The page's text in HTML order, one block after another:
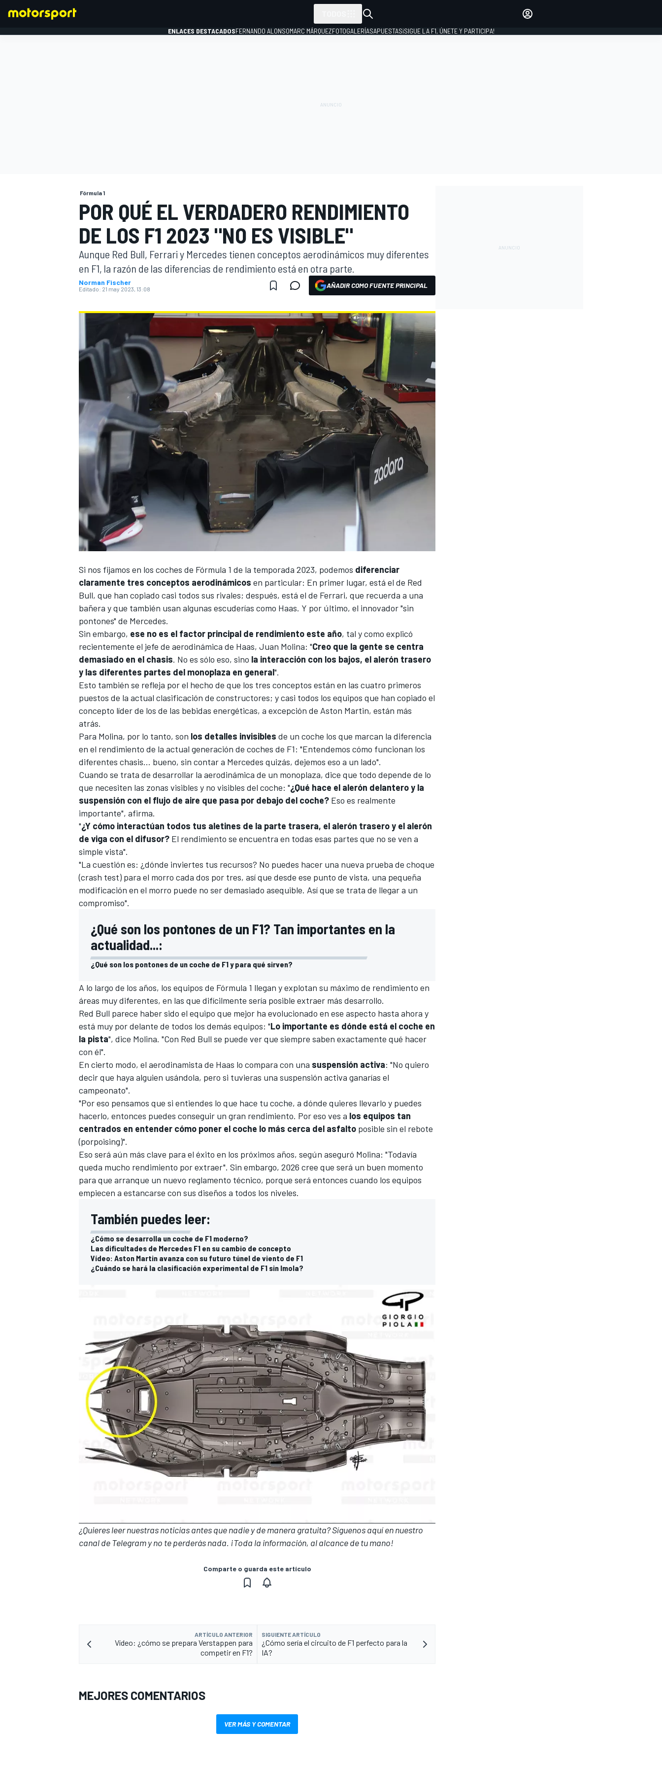
FÓRMULA E
MÁS CATEGORÍAS
ENLACES DESTACADOSFERNANDO ALONSOMARC MÁRQUEZFOTOGALERÍASAPUESTAS¡SIGUE LA F1, ÚNETE Y PARTICIPA!
Fórmula 1
POR QUÉ EL VERDADERO RENDIMIENTO
DE LOS F1 2023 "NO ES VISIBLE"
Aunque Red Bull, Ferrari y Mercedes tienen conceptos aerodinámicos muy diferentes
en F1, la razón de las diferencias de rendimiento está en otra parte.
Norman Fischer
Editado: 21 may 2023, 13:08 AÑADIR COMO FUENTE PRINCIPAL
Si nos fijamos en los coches de Fórmula 1 de la temporada 2023, podemos diferenciar
claramente tres conceptos aerodinámicos en particular: En primer lugar, está el de Red
Bull, que han copiado casi todos sus rivales; después, está el de Ferrari, que recuerda a una
bañera y que también usan algunas escuderías como Haas. Y por último, el innovador "sin
pontones" de Mercedes.
Sin embargo, ese no es el factor principal de rendimiento este año, tal y como explicó
recientemente el jefe de aerodinámica de Haas, Juan Molina: "Creo que la gente se centra
demasiado en el chasis. No es sólo eso, sino la interacción con los bajos, el alerón trasero
y las diferentes partes del monoplaza en general".
Esto también se refleja por el hecho de que los tres conceptos están en las cuatro primeros
puestos de la actual clasificación de constructores; y casi todos los equipos que han copiado el
concepto líder de los de las bebidas energéticas, a excepción de Aston Martin, están más
atrás.
Para Molina, por lo tanto, son los detalles invisibles de un coche los que marcan la diferencia
en el rendimiento de la actual generación de coches de F1: "Entendemos cómo funcionan los
diferentes chasis... bueno, sin contar a Mercedes quizás, dejemos eso a un lado".
Cuando se trata de desarrollar la aerodinámica de un monoplaza, dice que todo depende de lo
que necesiten las zonas visibles y no visibles del coche: "¿Qué hace el alerón delantero y la
suspensión con el flujo de aire que pasa por debajo del coche? Eso es realmente
importante", afirma.
"¿Y cómo interactúan todos tus aletines de la parte trasera, el alerón trasero y el alerón
de viga con el difusor? El rendimiento se encuentra en todas esas partes que no se ven a
simple vista".
"La cuestión es: ¿dónde inviertes tus recursos? No puedes hacer una nueva prueba de choque
(crash test) para el morro cada dos por tres, así que desde ese punto de vista, una pequeña
modificación en el morro puede no ser demasiado asequible. Así que se trata de llegar a un
compromiso".
¿Qué son los pontones de un F1? Tan importantes en la
actualidad...:
¿Qué son los pontones de un coche de F1 y para qué sirven?
A lo largo de los años, los equipos de Fórmula 1 llegan y explotan su máximo de rendimiento en
áreas muy diferentes, en las que difícilmente sería posible extraer más desarrollo.
Red Bull parece haber sido el equipo que mejor ha evolucionado en ese aspecto hasta ahora y
está muy por delante de todos los demás equipos: "Lo importante es dónde está el coche en
la pista", dice Molina. "Con Red Bull se puede ver que siempre saben exactamente qué hacer
con él".
En cierto modo, el aerodinamista de Haas lo compara con una suspensión activa: "No quiero
decir que haya alguien usándola, pero si tuvieras una suspensión activa ganarías el
campeonato".
"Por eso pensamos que si entiendes lo que hace tu coche, a dónde quieres llevarlo y puedes
hacerlo, entonces puedes conseguir un gran rendimiento. Por eso ves a los equipos tan
centrados en entender cómo poner el coche lo más cerca del asfalto posible sin el rebote
(porpoising)".
Eso será aún más clave para el éxito en los próximos años, según aseguró Molina: "Todavía
queda mucho rendimiento por extraer". Sin embargo, 2026 cree que será un buen momento
para que arranque un nuevo reglamento técnico, porque será entonces cuando los equipos
empiecen a estancarse con sus diseños a todos los niveles.
También puedes leer:
¿Cómo se desarrolla un coche de F1 moderno?
Las dificultades de Mercedes F1 en su cambio de concepto
Vídeo: Aston Martin avanza con su futuro túnel de viento de F1
¿Cuándo se hará la clasificación experimental de F1 sin Imola?
¿Quieres leer nuestras noticias antes que nadie y de manera gratuita? Síguenosaquí en nuestro
canal de Telegramy no te perderás nada. ¡Toda la información, al alcance de tu mano!
Comparte o guarda este artículo
ARTÍCULO ANTERIOR
Vídeo: ¿cómo se prepara Verstappen para
competir en F1?
SIGUIENTE ARTÍCULO
¿Cómo sería el circuito de F1 perfecto para la
IA?
MEJORES COMENTARIOS
VER MÁS Y COMENTAR